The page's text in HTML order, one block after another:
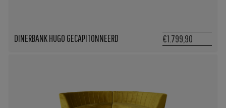
DINERBANK HUGO GECAPITONNEERD €1.799,90